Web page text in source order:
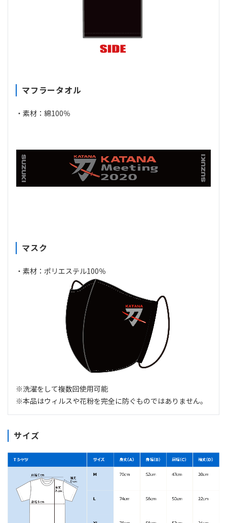
マフラータオル
・素材：綿100％
マスク
・素材：ポリエステル100％
※洗濯をして複数回使用可能
※本品はウィルスや花粉を完全に防ぐものではありません。
サイズ